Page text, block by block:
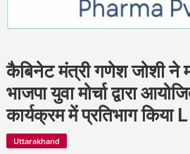
कैबिनेट मंत्री गणेश जोशी ने
भाजपा युवा मोर्चा द्वारा
कार्यक्रम में प्रतिभाग किया L
Uttarakhand